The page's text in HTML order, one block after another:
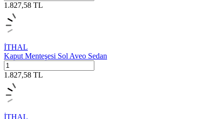
1.827,58 TL
İTHAL
Kaput Menteşesi Sol Aveo Sedan
1.827,58 TL
İTHAL